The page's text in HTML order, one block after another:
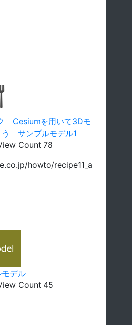
Cesiumを用いて3Dモ
う サンプルモデル1
Count 78
howto/recipe11_a
デル
Count 45